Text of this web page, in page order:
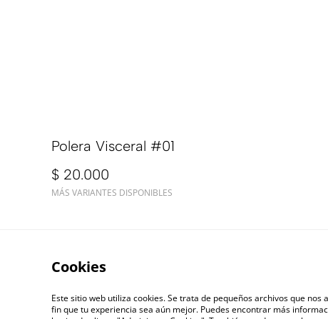
Polera Visceral #01
$ 20.000
MÁS VARIANTES DISPONIBLES
Cookies
Este sitio web utiliza cookies. Se trata de pequeños archivos que
fin que tu experiencia sea aún mejor. Puedes encontrar más